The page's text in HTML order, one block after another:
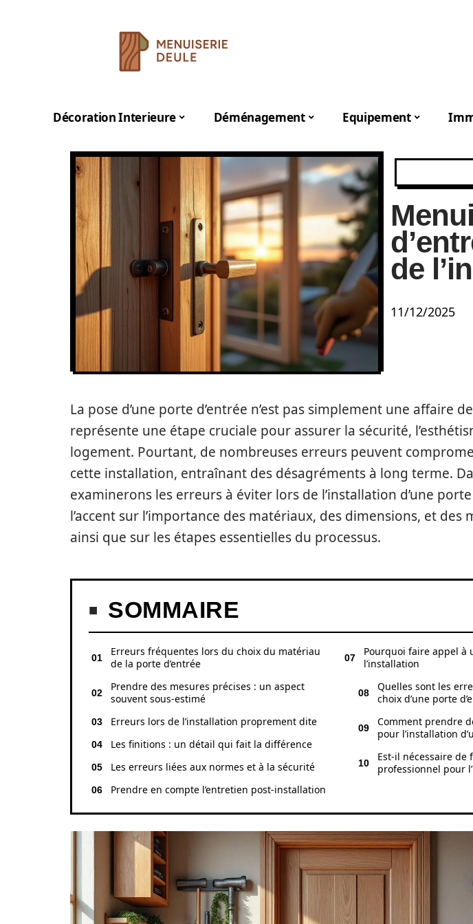
Décoration Interieure Déménagement Equipement
de
11/12/2025
La pose d’une porte d’entrée n’est pas simplement une affaire
représente une étape cruciale pour assurer la sécurité,
logement. Pourtant, de nombreuses erreurs peuvent
cette installation, entraînant des désagréments à long terme.
examinerons les erreurs à éviter lors de l’installation d’une
l’accent sur l’importance des matériaux, des dimensions, et des
ainsi que sur les étapes essentielles du processus.
SOMMAIRE
Erreurs fréquentes lors du choix du matériau
de la porte d’entrée
Prendre des mesures précises : un aspect
souvent sous-estimé
Erreurs lors de l’installation proprement dite
Les finitions : un détail qui fait la différence
Les erreurs liées aux normes et à la sécurité
Prendre en compte l’entretien post-installation
Pourquoi faire appel à
l’installation
Quelles sont les
choix d’une porte
Comment prendre
pour l’installation
Est-il nécessaire de
professionnel pour